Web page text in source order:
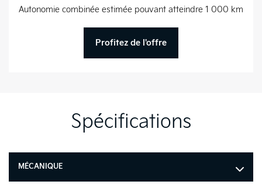
Autonomie combinée estimée pouvant atteindre 1 000 km
Profitez de l'offre
Spécifications
MÉCANIQUE